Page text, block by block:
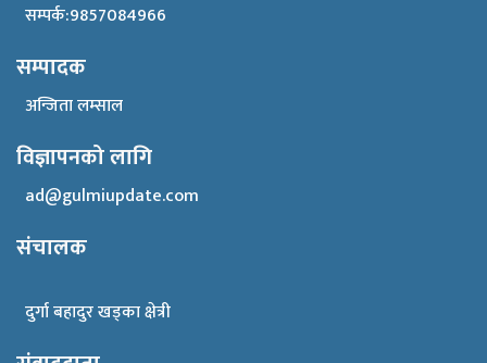
सम्पर्क:9857084966
सम्पादक
अन्जिता लम्साल
विज्ञापनको लागि
ad@gulmiupdate.com
संचालक
दुर्गा बहादुर खड्का क्षेत्री